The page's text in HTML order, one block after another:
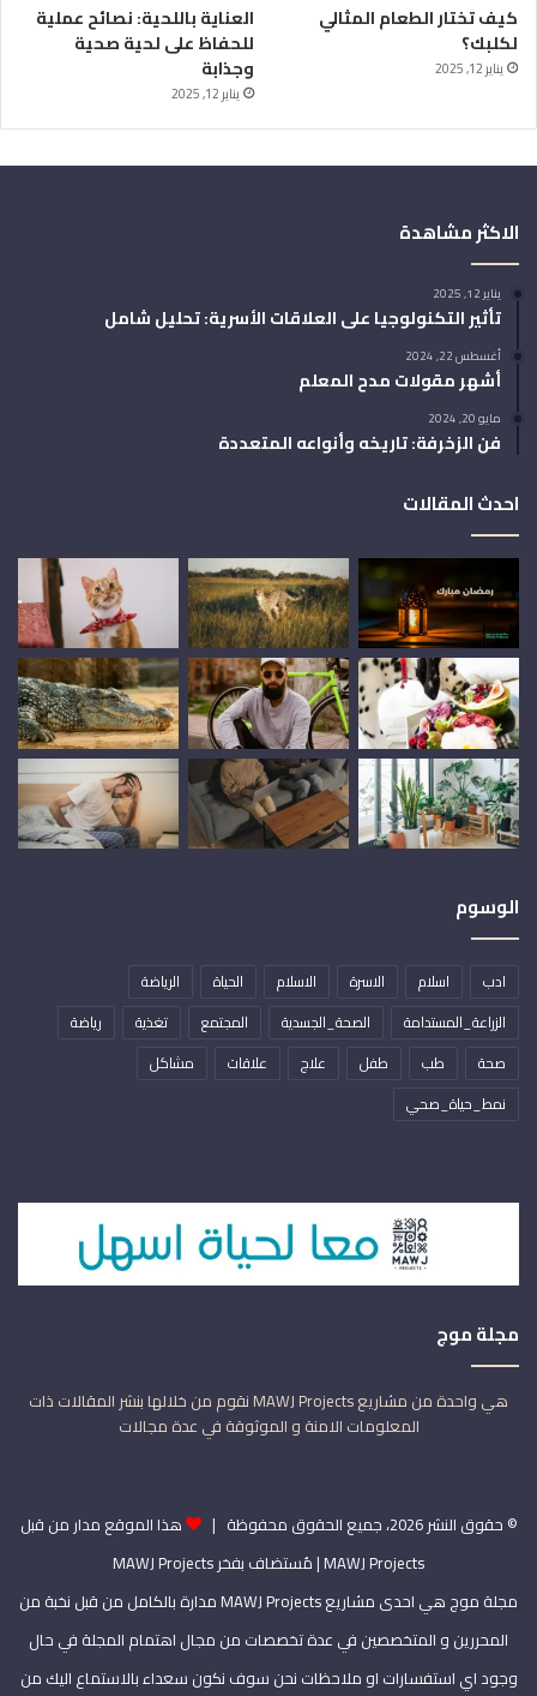
كيف تختار الطعام المثالي
لكلبك؟
يناير 12, 2025
العناية باللحية: نصائح عملية
للحفاظ على لحية صحية
وجذابة
يناير 12, 2025
الاكثر مشاهدة
يناير 12, 2025
تأثير التكنولوجيا على العلاقات الأسرية: تحليل شامل
أغسطس 22, 2024
أشهر مقولات مدح المعلم
مايو 20, 2024
فن الزخرفة: تاريخه وأنواعه المتعددة
احدث المقالات
الوسوم
ادب اسلام الاسرة الاسلام الحياة
الرياضة
الزراعة_المستدامة
الصحة_الجسدية المجتمع تغذية
رياضة
صحة
طب طفل علاج علاقات
مشاكل
نمط_حياة_صحي
مجلة موج
هي واحدة من مشاريع MAWJ Projects نقوم من خلالها بنشر المقالات ذات
المعلومات الامنة و الموثوقة في عدة مجالات
© حقوق النشر 2026، جميع الحقوق محفوظة |
هذا الموقع مدار من قبل
MAWJ Projects | مُستضاف بفخرMAWJ Projects
مجلة موج هي احدى مشاريع MAWJ Projects مدارة بالكامل من قبل نخبة من
المحررين و المتخصصين في عدة تخصصات من مجال اهتمام المجلة في حال
وجود اي استفسارات او ملاحظات نحن سوف نكون سعداء بالاستماع اليك من